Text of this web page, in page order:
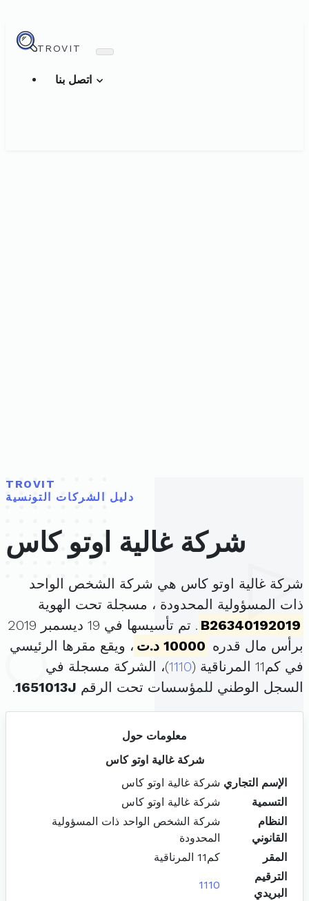
TROVIT
TROVIT
دليل الشركات التونسية
شركة غالية اوتو كاس
شركة غالية اوتو كاس هي شركة الشخص الواحد
ذات المسؤولية المحدودة ، مسجلة تحت الهوية
B26340192019
. تم تأسيسها في 19 ديسمبر 2019
برأس مال قدره 10000 د.ت
، ويقع مقرها الرئيسي
في كم11 المرناقية (
1110)، الشركة مسجلة في
السجل الوطني للمؤسسات تحت الرقم 1651013J
.
معلومات حول
شركة غالية اوتو كاس
الإسم التجاري شركة غالية اوتو كاس
التسمية
شركة غالية اوتو كاس
النظام
القانوني
شركة الشخص الواحد ذات المسؤولية
المحدودة
المقر
كم11 المرناقية
الترقيم
البريدي
1110